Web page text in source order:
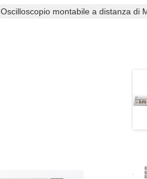
Oscilloscopio montabile a distanza di